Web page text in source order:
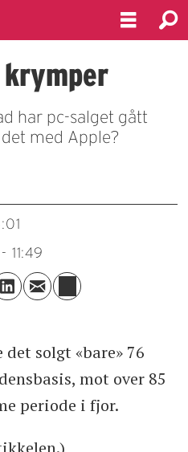
har pc-salget gått
med Apple?
- 11:49
solgt «bare» 76
mot over 85
periode i fjor.